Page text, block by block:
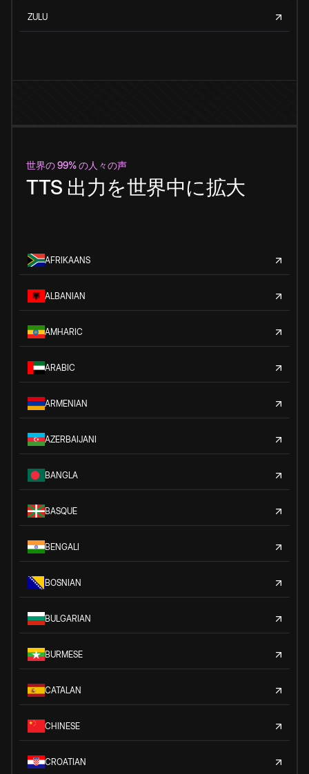
ZULU
世界の 99% の人々の声
TTS 出力を世界中に拡大
AFRIKAANS
ALBANIAN
AMHARIC
ARABIC
ARMENIAN
AZERBAIJANI
BANGLA
BASQUE
BENGALI
BOSNIAN
BULGARIAN
BURMESE
CATALAN
CHINESE
CROATIAN